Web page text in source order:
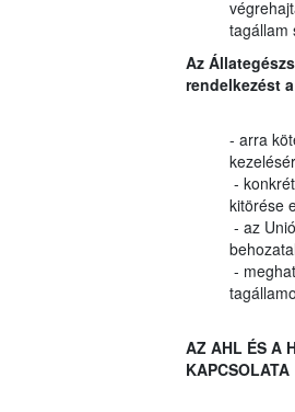
tagállam
Az
rendelkezést
- arra
-
kitörése
- az
-
AZ AHL ÉS A
KAPCSOLATA